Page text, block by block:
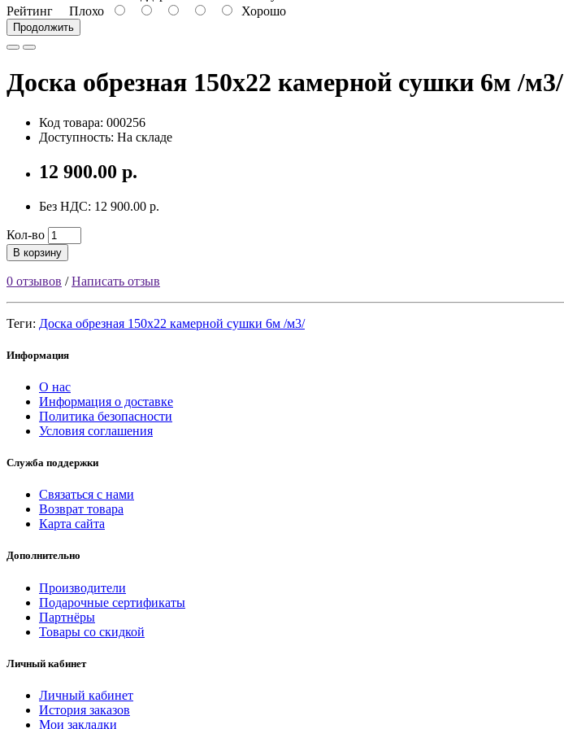
Рейтинг Плохо Хорошо
Продолжить
Доска обрезная 150х22 камерной сушки 6м /м3/
Код товара: 000256
Доступность: На складе
12 900.00 р.
Без НДС: 12 900.00 р.
Кол-во
В корзину
0 отзывов /Написать отзыв
Теги: Доска обрезная 150х22 камерной сушки 6м /м3/
Информация
О нас
Информация о доставке
Политика безопасности
Условия соглашения
Служба поддержки
Связаться с нами
Возврат товара
Карта сайта
Дополнительно
Производители
Подарочные сертификаты
Партнёры
Товары со скидкой
Личный кабинет
Личный кабинет
История заказов
Мои закладки